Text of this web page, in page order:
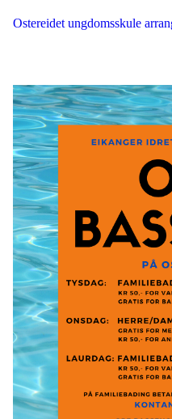
Ostereidet ungdomsskule